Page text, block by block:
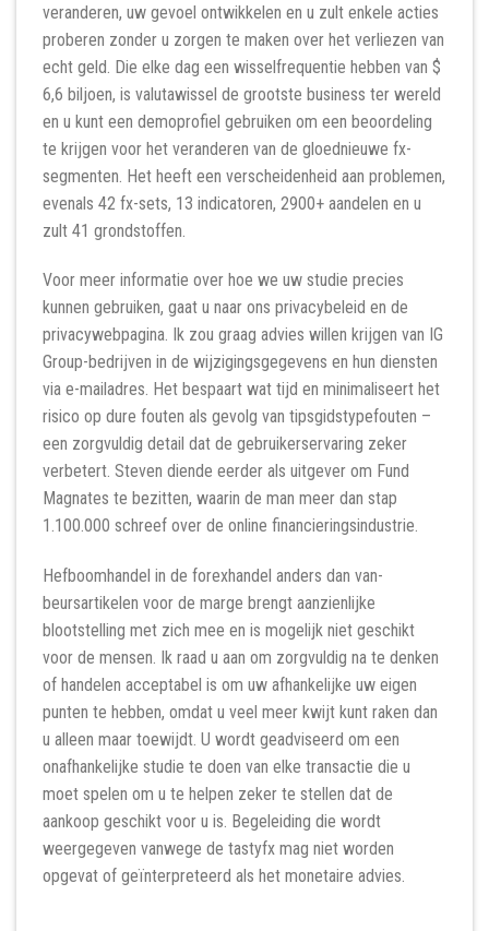
veranderen, uw gevoel ontwikkelen en u zult enkele acties
proberen zonder u zorgen te maken over het verliezen van
echt geld. Die elke dag een wisselfrequentie hebben van $
6,6 biljoen, is valutawissel de grootste business ter wereld
en u kunt een demoprofiel gebruiken om een ​​beoordeling
te krijgen voor het veranderen van de gloednieuwe fx-
segmenten. Het heeft een verscheidenheid aan problemen,
evenals 42 fx-sets, 13 indicatoren, 2900+ aandelen en u
zult 41 grondstoffen.
Voor meer informatie over hoe we uw studie precies
kunnen gebruiken, gaat u naar ons privacybeleid en de
privacywebpagina. Ik zou graag advies willen krijgen van IG
Group-bedrijven in de wijzigingsgegevens en hun diensten
via e-mailadres. Het bespaart wat tijd en minimaliseert het
risico op dure fouten als gevolg van tipsgidstypefouten –
een zorgvuldig detail dat de gebruikerservaring zeker
verbetert. Steven diende eerder als uitgever om Fund
Magnates te bezitten, waarin de man meer dan stap
1.100.000 schreef over de online financieringsindustrie.
Hefboomhandel in de forexhandel anders dan van-
beursartikelen voor de marge brengt aanzienlijke
blootstelling met zich mee en is mogelijk niet geschikt
voor de mensen. Ik raad u aan om zorgvuldig na te denken
of handelen acceptabel is om uw afhankelijke uw eigen
punten te hebben, omdat u veel meer kwijt kunt raken dan
u alleen maar toewijdt. U wordt geadviseerd om een ​​
onafhankelijke studie te doen van elke transactie die u
moet spelen om u te helpen zeker te stellen dat de
aankoop geschikt voor u is. Begeleiding die wordt
weergegeven vanwege de tastyfx mag niet worden
opgevat of geïnterpreteerd als het monetaire advies.